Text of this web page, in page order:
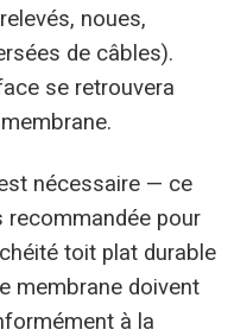
noues,
de câbles).
se retrouvera
nécessaire — ce
recommandée pour
toit plat durable
membrane doivent
à la